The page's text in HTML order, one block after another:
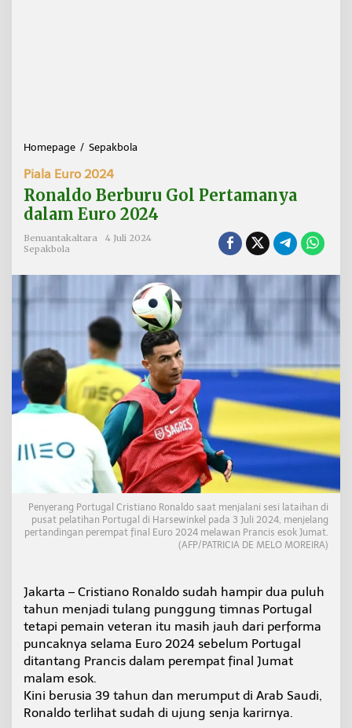
Homepage / Sepakbola
a
l
d
r
b
u
r
u
G
o
l
P
e
t
a
m
a
n
a
d
m
E
u
r
o
4
Piala Euro 2024
Ronaldo Berburu Gol Pertamanya
dalam Euro 2024
Benuantakaltara
4 Juli 2024
Sepakbola
Penyerang Portugal Cristiano Ronaldo saat menjalani sesi lataihan di
pusat pelatihan Portugal di Harsewinkel pada 3 Juli 2024, menjelang
pertandingan perempat final Euro 2024 melawan Prancis esok Jumat.
(AFP/PATRICIA DE MELO MOREIRA)
Jakarta – Cristiano Ronaldo sudah hampir dua puluh
tahun menjadi tulang punggung timnas Portugal
tetapi pemain veteran itu masih jauh dari performa
puncaknya selama Euro 2024 sebelum Portugal
ditantang Prancis dalam perempat final Jumat
malam esok.
Kini berusia 39 tahun dan merumput di Arab Saudi,
Ronaldo terlihat sudah di ujung senja karirnya.